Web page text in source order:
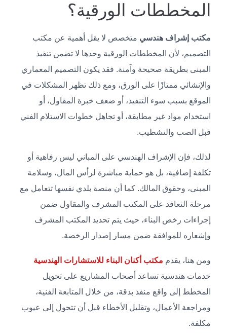
المخططات الورقية؟
مكتب إشراف هندسي متخصص لا يقل أهمية عن مكتب
التصميم، لأن المخططات الورقية وحدها لا تضمن تنفيذ
المبنى بطريقة صحيحة وآمنة. فقد يكون التصميم المعماري
والإنشائي ممتازًا على الورق، ومع ذلك تظهر المشكلات في
الموقع بسبب سوء التنفيذ، أو ضعف خبرة المقاول، أو
استخدام مواد غير مطابقة، أو تجاهل خطوات الاستلام الفني
قبل الصب والتشطيب.
لذلك، فإن الإشراف الهندسي على المباني ليس رفاهية أو
تكلفة إضافية، بل هو حماية مباشرة لرأس المال، وسلامة
المبنى، وحقوق المالك. كما أن منصة بلدي نفسها تتعامل مع
مرحلة التعاقد على المكتب المشرف والمقاول ضمن
إجراءات رخص البناء، حيث يتم تحديد المكتب المشرف
وإشعاره للموافقة ضمن مسار إصدار الرخصة.
ومن هنا، يقدم مكتب أكنان البناء للاستشارات الهندسية
خدمات هندسية تساعد أصحاب المشاريع على تحويل
المخطط إلى واقع منفذ بدقة، من خلال المتابعة الفنية،
ومراجعة الأعمال، وتقليل الأخطاء قبل أن تتحول إلى عيوب
مكلفة.